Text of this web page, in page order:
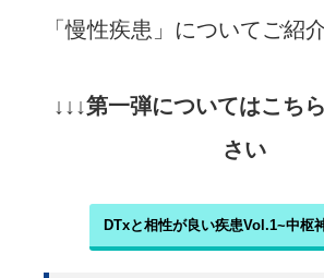
「慢性疾患」についてご紹
↓↓↓第一弾についてはこち
さい
DTxと相性が良い疾患Vol.1~中枢